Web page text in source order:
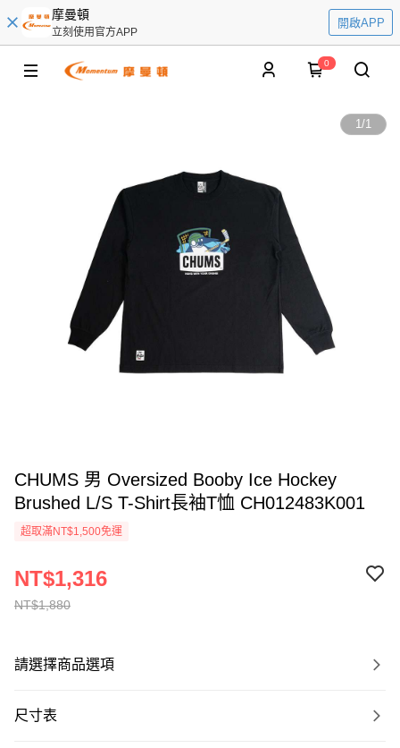
摩曼頓
立刻使用官方APP
開啟APP
0
1/1
CHUMS 男 Oversized Booby Ice Hockey
Brushed L/S T-Shirt長袖T恤 CH012483K001
超取滿NT$1,500免運
NT$1,880
NT$1,316
請選擇商品選項
尺寸表